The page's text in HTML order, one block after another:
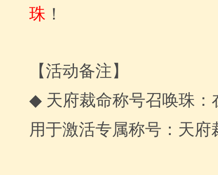
珠 ！
【活动备注】
◆ 天府裁命称号召唤珠 ：
用于激活专属称号：天府